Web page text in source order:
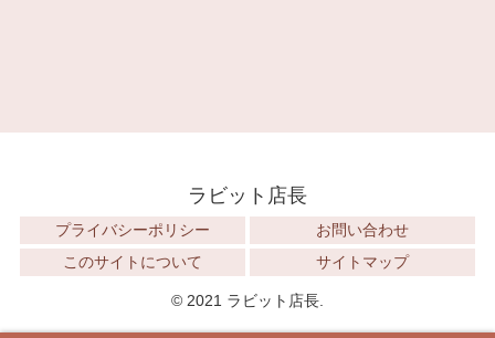
ラビット店長
プライバシーポリシー
お問い合わせ
このサイトについて
サイトマップ
© 2021 ラビット店長.